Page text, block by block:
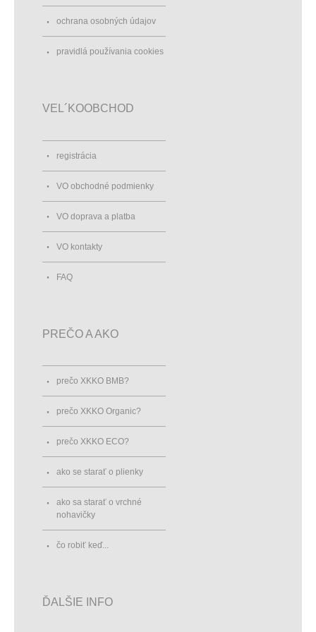
ochrana osobných údajov
pravidlá používania cookies
VEL´KOOBCHOD
registrácia
VO obchodné podmienky
VO doprava a platba
VO kontakty
FAQ
PREČO A AKO
prečo XKKO BMB?
prečo XKKO Organic?
prečo XKKO ECO?
ako se starať o plienky
ako sa starať o vrchné
nohavičky
čo robiť keď...
ĎALŠIE INFO